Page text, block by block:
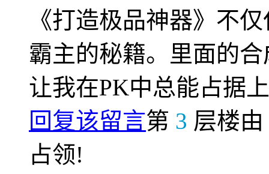
《打造极品神器》不
霸主的秘籍。里面的
让我在PK中总能占据
回复该留言第 3 层楼由
占领!